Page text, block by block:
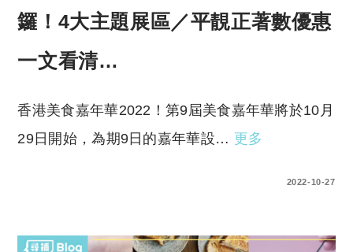
鑼！4大主題展區／平靚正著數優惠
一文看清…
香港美食嘉年華2022！第9屆美食嘉年華將於10月
29日開始，為期9日的嘉年華設… 更多
2022-10-27